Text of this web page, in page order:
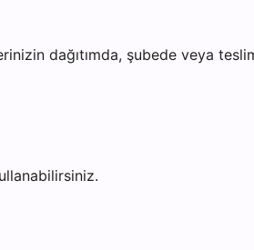
dağıtımda, şubede veya